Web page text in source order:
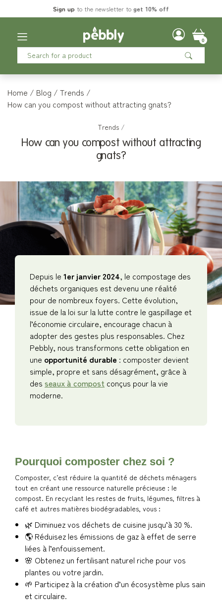
Home Blog
Trends
How can you compost without attracting gnats?
Trends/
How can you compost without attracting
gnats?
Depuis le 1er janvier 2024, le compostage des
déchets organiques est devenu une réalité
pour de nombreux foyers. Cette évolution,
issue de la loi sur la lutte contre le gaspillage et
l’économie circulaire, encourage chacun à
adopter des gestes plus responsables. Chez
Pebbly, nous transformons cette obligation en
une opportunité durable : composter devient
simple, propre et sans désagrément, grâce à
des seaux à compost conçus pour la vie
moderne.
Pourquoi composter chez soi ?
Composter, c’est réduire la quantité de déchets ménagers
tout en créant une ressource naturelle précieuse : le
compost. En recyclant les restes de fruits, légumes, filtres à
café et autres matières biodégradables, vous :
🌿 Diminuez vos déchets de cuisine jusqu’à 30 %.
🌎 Réduisez les émissions de gaz à effet de serre
liées à l’enfouissement.
🌸 Obtenez un fertilisant naturel riche pour vos
plantes ou votre jardin.
🌱 Participez à la création d’un écosystème plus sain
et circulaire.
Sign up to the newsletter to get 10% off
0